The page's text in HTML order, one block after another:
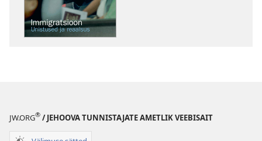
JW.ORG® / JEHOOVA TUNNISTAJATE AMETLIK VEEBISAIT